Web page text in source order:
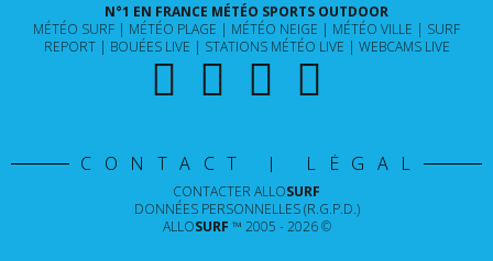
N°1 EN FRANCE MÉTÉO SPORTS OUTDOOR
MÉTÉO SURF
MÉTÉO PLAGE MÉTÉO NEIGE MÉTÉO VILLE
SURF
REPORT
BOUÉES LIVE STATIONS MÉTÉO LIVE WEBCAMS LIVE
CONTACT | LÉGAL
CONTACTER ALLOSURF
DONNÉES PERSONNELLES (R.G.P.D.)
ALLOSURF ™ 2005 - 2026 ©